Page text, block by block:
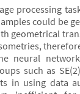
processing
could be
geometrical
neural
such as
in using data